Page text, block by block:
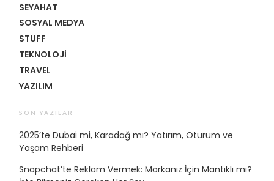
SEYAHAT
SOSYAL MEDYA
STUFF
TEKNOLOJI
TRAVEL
YAZILIM
SON YAZILAR
2025’te Dubai mi, Karadağ mı? Yatırım, Oturum ve
Yaşam Rehberi
Snapchat’te Reklam Vermek: Markanız İçin Mantıklı mı?